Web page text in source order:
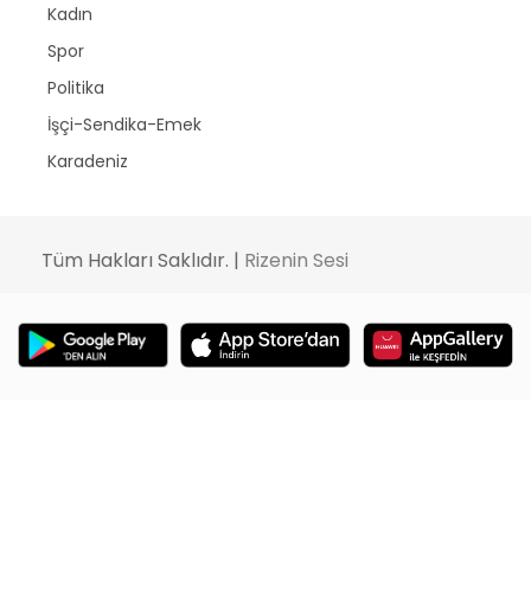
Kadın
Spor
Politika
İşçi-Sendika-Emek
Karadeniz
Tüm Hakları Saklıdır. | Rizenin Sesi